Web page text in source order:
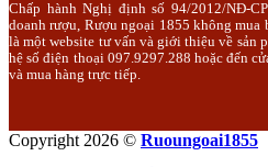
Chấp hành Nghị định số 94/2012/NĐ-
doanh rượu, Rượu ngoại 1855 không mua
là một website tư vấn và giới thiệu về sản
hệ số điện thoại 097.9297.288 hoặc đến
và mua hàng trực tiếp.
Copyright 2026 © Ruoungoai1855